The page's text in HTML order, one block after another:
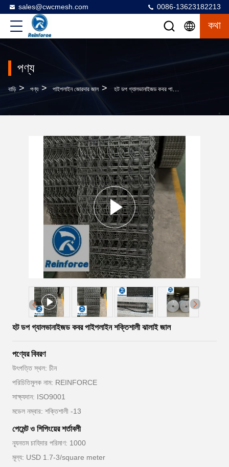
sales@cwcmesh.com 0086-13623182213
কথা
পণ্য
বাড়ি > পণ্য > পাইপলাইন জোরদার জাল > হট ডপ গ্যালভানাইজড কবর পাইপলাইন শক্তিশালী ঝালাই জাল
হট ডপ গ্যালভানাইজড কবর পাইপলাইন শক্তিশালী ঝালাই জাল
পণ্যের বিবরণ
উৎপত্তি স্থল: চীন
পরিচিতিমুলক নাম: REINFORCE
সাক্ষ্যদান: ISO9001
মডেল নম্বার: শক্তিশালী -13
পেমেন্ট ও শিপিংয়ের শর্তাবলী
ন্যূনতম চাহিদার পরিমাণ: 1000
মূল্য: USD 1.7-3/square meter